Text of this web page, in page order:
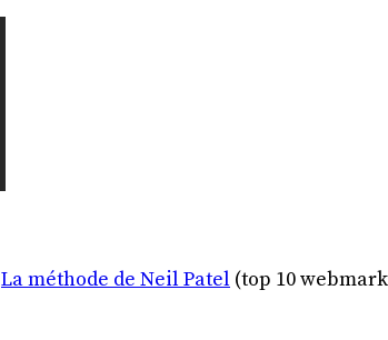
La méthode de Neil Patel (top 10